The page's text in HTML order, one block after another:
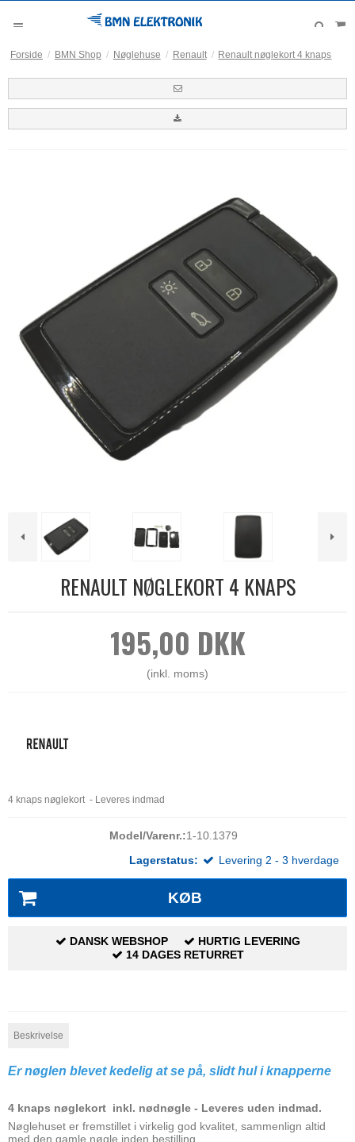
Forside / BMN Shop / Nøglehuse / Renault / Renault nøglekort 4 knaps
RENAULT NØGLEKORT 4 KNAPS
195,00 DKK
(inkl. moms)
4 knaps nøglekort - Leveres indmad
Model/Varenr.:1-10.1379
Lagerstatus:
Levering 2 - 3 hverdage
KØB
DANSK WEBSHOP
HURTIG LEVERING
14 DAGES RETURRET
Beskrivelse
Er nøglen blevet kedelig at se på, slidt hul i knapperne
4 knaps nøglekort inkl. nødnøgle - Leveres uden indmad.
Nøglehuset er fremstillet i virkelig god kvalitet, sammenlign altid
med den gamle nøgle inden bestilling.